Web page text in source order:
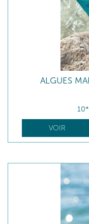
ALGUES
VOIR